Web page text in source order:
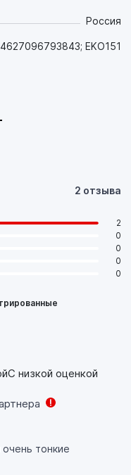
Россия
4627096793843; EKO151
2 отзыва
2
0
0
0
0
С низкой оценкой
тонкие